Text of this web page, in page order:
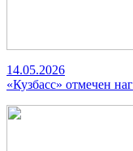
14.05.2026
«Кузбасс» отмечен